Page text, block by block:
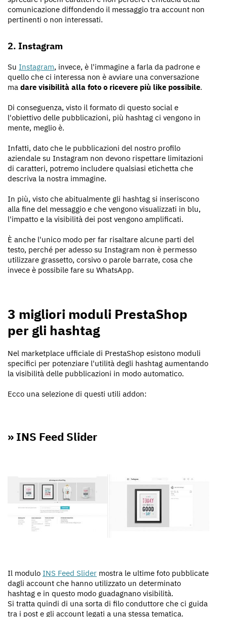
comunicazione diffondendo il messaggio tra account non
pertinenti o non interessati.
2. Instagram
Su Instagram, invece, è l'immagine a farla da padrone e
quello che ci interessa non è avviare una conversazione
ma dare visibilità alla foto o ricevere più like possibile.
Di conseguenza, visto il formato di questo social e
l'obiettivo delle pubblicazioni, più hashtag ci vengono in
mente, meglio è.
Infatti, dato che le pubblicazioni del nostro profilo
aziendale su Instagram non devono rispettare limitazioni
di caratteri, potremo includere qualsiasi etichetta che
descriva la nostra immagine.
In più, visto che abitualmente gli hashtag si inseriscono
alla fine del messaggio e che vengono visualizzati in blu,
l'impatto e la visibilità dei post vengono amplificati.
È anche l'unico modo per far risaltare alcune parti del
testo, perché per adesso su Instagram non è permesso
utilizzare grassetto, corsivo o parole barrate, cosa che
invece è possibile fare su WhatsApp.
3 migliori moduli PrestaShop
per gli hashtag
Nel marketplace ufficiale di PrestaShop esistono moduli
specifici per potenziare l'utilità degli hashtag aumentando
la visibilità delle pubblicazioni in modo automatico.
Ecco una selezione di questi utili addon:
» INS Feed Slider
Il modulo INS Feed Slider mostra le ultime foto pubblicate
dagli account che hanno utilizzato un determinato
hashtag e in questo modo guadagnano visibilità.
Si tratta quindi di una sorta di filo conduttore che ci guida
tra i post e gli account legati a una stessa tematica.